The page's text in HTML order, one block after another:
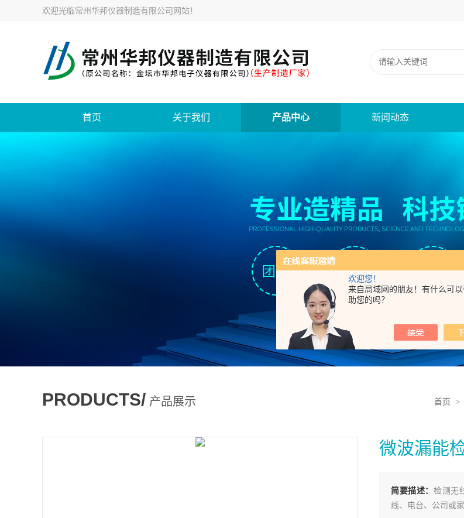
欢迎您！
来自局域网的朋友！有什么可以
助您的吗？
欢迎光临常州华邦仪器制造有限公司网站！
首页 关于我们 产品中心 新闻动态
PRODUCTS/ 产品展示 首页 >
微波漏能
简要描述：检测无
线、电台、公司或